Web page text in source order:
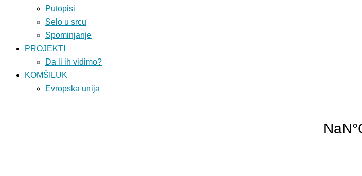
Putopisi
Selo u srcu
Spominjanje
PROJEKTI
Da li ih vidimo?
KOMŠILUK
Evropska unija